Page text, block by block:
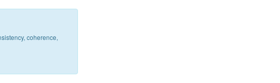
coherence,